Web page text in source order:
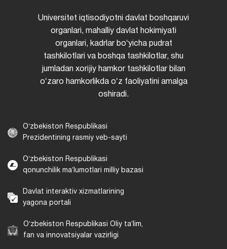
Universitet iqtisodiyotni davlat boshqaruvi
organlari, mahalliy davlat hokimiyati
organlari, kadrlar boʻyicha pudrat
tashkilotlari va boshqa tashkilotlar, shu
jumladan xorijiy hamkor tashkilotlar bilan
oʻzaro hamkorlikda oʻz faoliyatini amalga
oshiradi.
Oʻzbekiston Respublikasi
Prezidentining rasmiy veb-sayti
Oʻzbekiston Respublikasi
qonunchilik maʼlumotlari milliy bazasi
Davlat interaktiv xizmatlarining
yagona portali
Oʻzbekiston Respublikasi Oliy taʼlim,
fan va innovatsiyalar vazirligi